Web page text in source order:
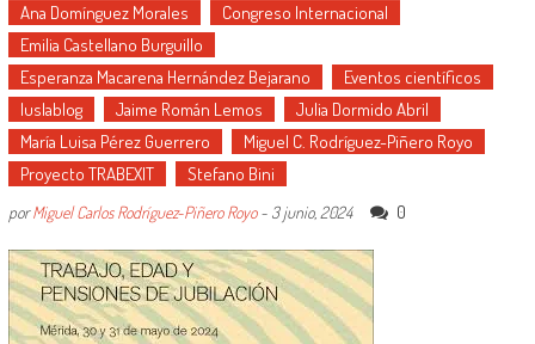
Ana Domínguez Morales
Congreso Internacional
Emilia Castellano Burguillo
Esperanza Macarena Hernández Bejarano
Eventos científicos
Iuslablog
Jaime Román Lemos
Julia Dormido Abril
María Luisa Pérez Guerrero
Miguel C. Rodríguez-Piñero Royo
Proyecto TRABEXIT
Stefano Bini
porMiguel Carlos Rodríguez-Piñero Royo- 3 junio, 2024 0